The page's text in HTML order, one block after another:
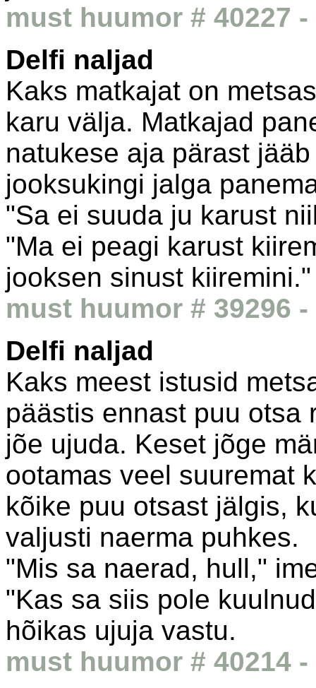
must huumor # 40227 -
Delfi naljad
Kaks matkajat on
karu välja. Matkajad
natukese aja pärast
jooksukingi jalga
"Sa ei suuda ju karust
"Ma ei peagi karust
jooksen sinust kiiremini."
must huumor # 39296 -
Delfi naljad
Kaks meest istusid
päästis ennast puu otsa
jõe ujuda. Keset jõge
ootamas veel suuremat
kõike puu otsast jälgis,
valjusti naerma puhkes.
"Mis sa naerad, hull,"
"Kas sa siis pole
hõikas ujuja vastu.
must huumor # 40214 -